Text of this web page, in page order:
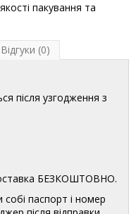
пакування та
Відгуки (0)
після узгодження з
БЕЗКОШТОВНО.
паспорт і номер